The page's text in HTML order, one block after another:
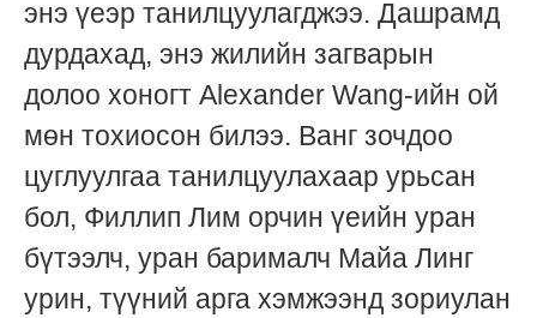
энэ үеэр танилцуулагджээ. Дашрамд
дурдахад, энэ жилийн загварын
долоо хоногт Alexander Wang-ийн ой
мөн тохиосон билээ. Ванг зочдоо
цуглуулгаа танилцуулахаар урьсан
бол, Филлип Лим орчин үеийн уран
бүтээлч, уран барималч Майа Линг
урин, түүний арга хэмжээнд зориулан